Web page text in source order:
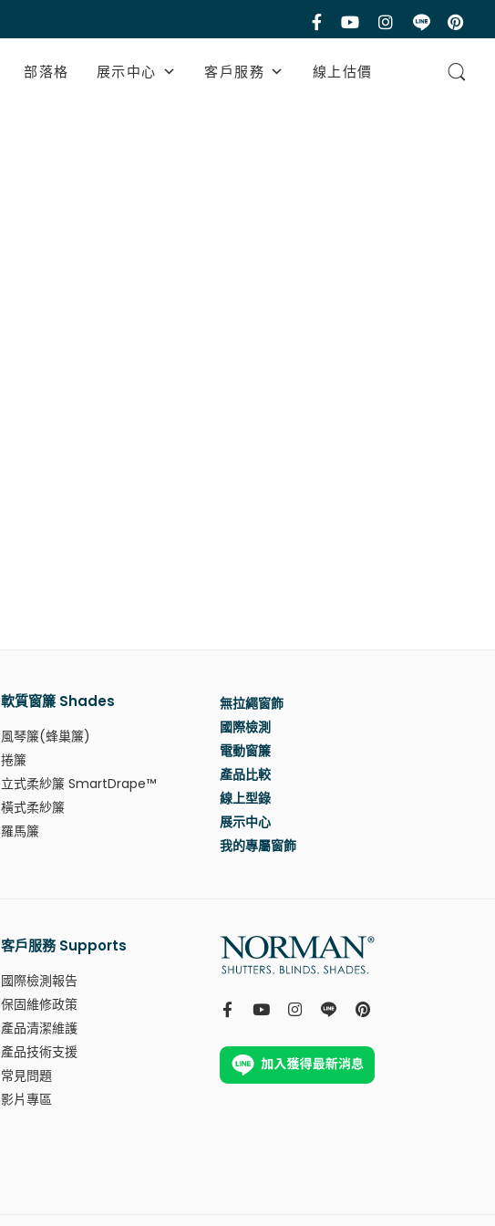
部落格 展示中心 客戶服務 線上估價
軟質窗簾 Shades
風琴簾(蜂巢簾)
捲簾
立式柔紗簾 SmartDrape™
橫式柔紗簾
羅馬簾
無拉繩窗飾
國際檢測
電動窗簾
產品比較
線上型錄
展示中心
我的專屬窗飾
客戶服務 Supports
國際檢測報告
保固維修政策
產品清潔維護
產品技術支援
常見問題
影片專區